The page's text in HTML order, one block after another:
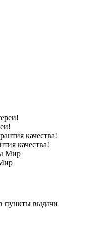
качества!
пункты выдачи